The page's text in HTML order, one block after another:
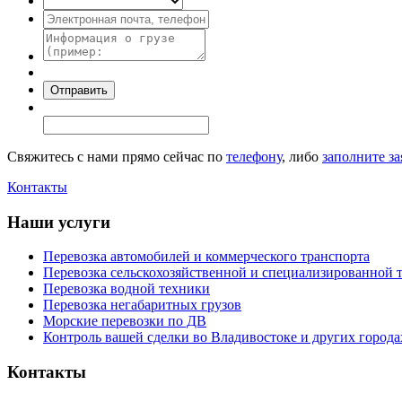
Свяжитесь с нами прямо сейчас по телефону, либо заполните
Контакты
Наши услуги
Перевозка автомобилей и коммерческого транспорта
Перевозка сельскохозяйственной и специализированной
Перевозка водной техники
Перевозка негабаритных грузов
Морские перевозки по ДВ
Контроль вашей сделки во Владивостоке и других
Контакты